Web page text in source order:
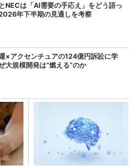
NECは「AI需要の手応え」をどう語っ
年下半期の見通しを考察
×アクセンチュアの124億円訴訟に学
大規模開発は“燃える”のか